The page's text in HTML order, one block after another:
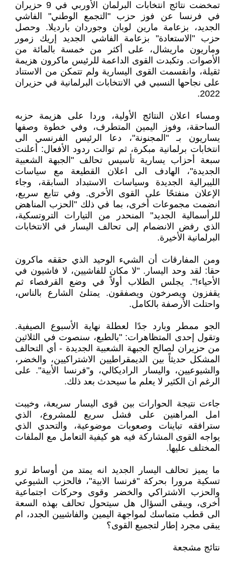
تمخضت نتائج انتخابات البرلمان الأوربي في 9 حزيران
في فرنسا عن فوز حزب "التجمع الوطني" الفاشي
الجديد، بزعامة مارين لوبان وجوردان بارديلا. وحصل
حزب "الاستعادة" بزعامة الفاشي الجديد إريك زمور
وماريون ماريشال، على أكثر من خمسة بالمائة من
الأصوات. وتكبدت القوى الداعمة للرئيس ماكرون هزيمة
ثقيلة، وانقسمت القوى اليسارية ولم تتمكن من الاستناد
على نجاحها النسبي في الانتخابات البرلمانية في حزيران
2022.
ومساء اعلان النتائج الأولية، وردا على هزيمة حزبه
الساحقة، وفوز اليمين المتطرف، وفي خطوة وصفها
يساريون بـ "المجنونة"، دعا الرئيس الفرنسي الى
انتخابات برلمانية مبكرة، ثم توالت ردود الأفعال: أعلنت
سبعة أحزاب يسارية تأسيس تحالف "الجبهة الشعبية
الجديدة"، الهادف الى اعلان القطيعة مع سياسات
الليبرالية الجديدة وسياسات الاستبداد السابقة، وجاء
الإعلان منفتحًا على القوى الأخرى. وفي تتابع سريع،
انضمت مجموعات أخرى، بما في ذلك "الحزب المناهض
للرأسمالية الجديد" المنحدر من التيارات التروتسكية،
الذي رفض الانضمام إلى تحالف اليسار في الانتخابات
البرلمانية الأخيرة.
ومن المفارقات أن الشيء الوحيد الذي حققه ماكرون
حقا: لقد وحد اليسار. "لا مكان للفاشيين، لا فاشيون في
الأحياء!". يجلس الطلاب أولاً في وضع القرفصاء ثم
يقفزون ويصرخون ويصفقون. يمتلئ الشارع بالناس،
واحتلت الأرصفة بالكامل.
الجو ممطر وبارد جدًا لعطلة نهاية الأسبوع الصيفية.
وتقول إحدى المتظاهرات: "بالطبع، سنصوت في الثلاثين
من حزيران لصالح الجبهة الشعبية الجديدة - أي التحالف
المشكل حديثاً بين الديمقراطيين الاشتراكيين، والخضر،
والشيوعيين، واليسار الراديكالي، و"فرنسا الأبية". على
الرغم ان الكثير لا يعلم ما سيحدث بعد ذلك.
جاءت نتيجة الحوارات بين قوى اليسار سريعة، وخيبت
امل المراهنين على فشل سريع للمشروع، الذي
سترافقه تباينات وصعوبات موضوعية، والتحدي الذي
يواجه القوى المشاركة فيه هو كيفية التعامل مع الملفات
المختلف عليها.
ما يميز تحالف اليسار الجديد انه يمتد من أوساط ترو
تسكية مرورا بحركة "فرنسا الابية"، فالحزب الشيوعي
والحزب الاشتراكي والخضر وقوى وحركات اجتماعية
أخرى، ويبقى السؤال هل سيتحول تحالف بهذه السعة
الى قطب متماسك لمواجهة اليمين والفاشيين الجدد، ام
يبقى مجرد إطار لتجميع القوى؟
نتائج مشجعة